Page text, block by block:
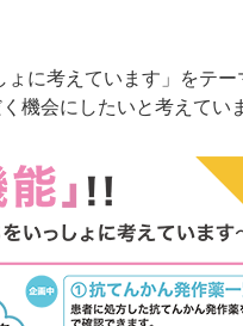
に考えています」をテ
機会にしたいと考えてい